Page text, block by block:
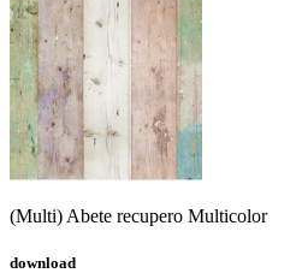
(Multi) Abete recupero Multicolor
download